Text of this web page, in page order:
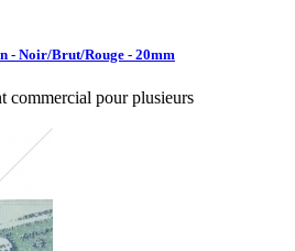
- Noir/Brut/Rouge - 20mm
commercial pour plusieurs